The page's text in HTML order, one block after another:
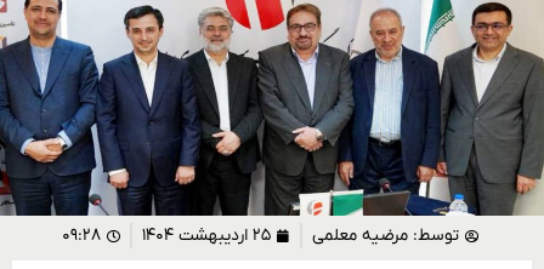
توسط: مرضیه معلمی ۲۵ اردیبهشت ۱۴۰۴ ۰۹:۲۸